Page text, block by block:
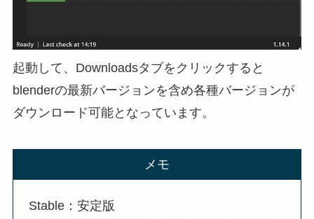
起動して、Downloadsタブをクリックすると
blenderの最新バージョンを含め各種バージョンが
ダウンロード可能となっています。
メモ
Stable：安定版